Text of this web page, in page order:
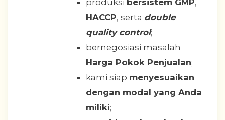
produksi bersistem GMP,
HACCP, serta double
quality control;
bernegosiasi masalah
Harga Pokok Penjualan;
kami siap menyesuaikan
dengan modal yang Anda
miliki;